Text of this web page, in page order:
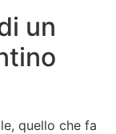
un
quello che fa